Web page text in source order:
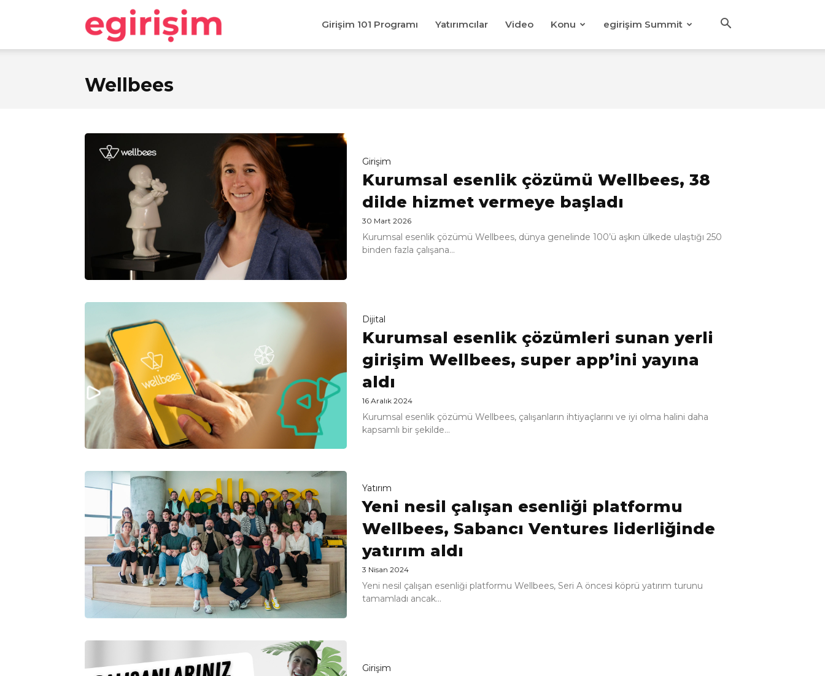
egirişim Girişim 101 Programı Yatırımcılar Video Konu egirişim Summit
Wellbees
Girişim
Kurumsal esenlik çözümü Wellbees, 38
dilde hizmet vermeye başladı
30 Mart 2026
Kurumsal esenlik çözümü Wellbees, dünya genelinde 100’ü aşkın ülkede ulaştığı 250
binden fazla çalışana...
Dijital
Kurumsal esenlik çözümleri sunan yerli
girişim Wellbees, super app’ini yayına
aldı
16 Aralık 2024
Kurumsal esenlik çözümü Wellbees, çalışanların ihtiyaçlarını ve iyi olma halini daha
kapsamlı bir şekilde...
Yatırım
Yeni nesil çalışan esenliği platformu
Wellbees, Sabancı Ventures liderliğinde
yatırım aldı
3 Nisan 2024
Yeni nesil çalışan esenliği platformu Wellbees, Seri A öncesi köprü yatırım turunu
tamamladı ancak...
Girişim